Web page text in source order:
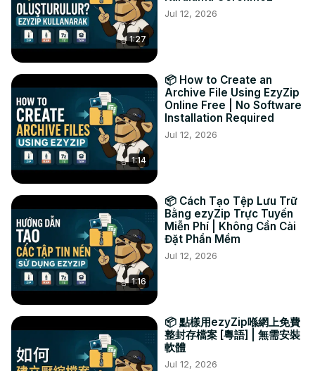
archivo FLAC convertido en la carpeta de destino
seleccionada.
#convertir #dts #flac
Twitter: https://twitter.com/ezyzip
FACEBOOK: https://www.facebook.com/ezyzip/
LINKEDIN: https://www.linkedin.com/showcase/ezyzip/
1:27
Jul 12, 2026
1:14
📦 How to Create an
Archive File Using EzyZip
Online Free | No Software
Installation Required
Jul 12, 2026
1:16
📦 Cách Tạo Tệp Lưu Trữ
Bằng ezyZip Trực Tuyến
Miễn Phí | Không Cần Cài
Đặt Phần Mềm
Jul 12, 2026
📦 點樣用ezyZip喺網上免費
整封存檔案 [粵語] | 無需安裝
軟體
Jul 12, 2026